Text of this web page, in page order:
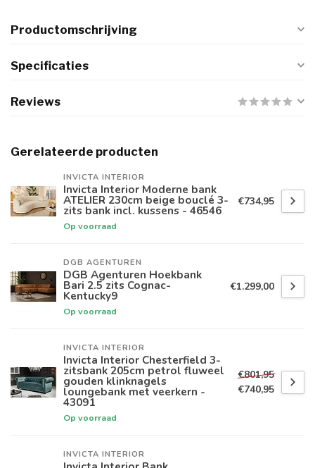
Productomschrijving
Specificaties
Reviews
Gerelateerde producten
INVICTA INTERIOR
Invicta Interior Moderne bank
ATELIER 230cm beige bouclé 3-
zits bank incl. kussens - 46546
Op voorraad
€734,95
DGB AGENTUREN
DGB Agenturen Hoekbank
Bari 2.5 zits Cognac-
Kentucky9
Op voorraad
€1.299,00
INVICTA INTERIOR
Invicta Interior Chesterfield 3-
zitsbank 205cm petrol fluweel
gouden klinknagels
loungebank met veerkern -
43091
Op voorraad
€801,95
€740,95
INVICTA INTERIOR